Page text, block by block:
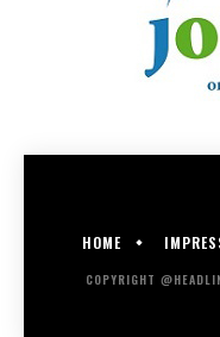
HOME
COPYRIGHT